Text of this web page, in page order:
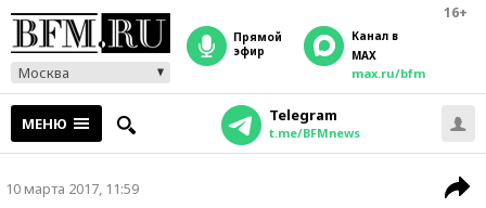
16+
Москва
прямой
эфир
Канал в
MAX
max.ru/bfm
МЕНЮ Telegram
t.me/BFMnews
10 марта 2017, 11:59